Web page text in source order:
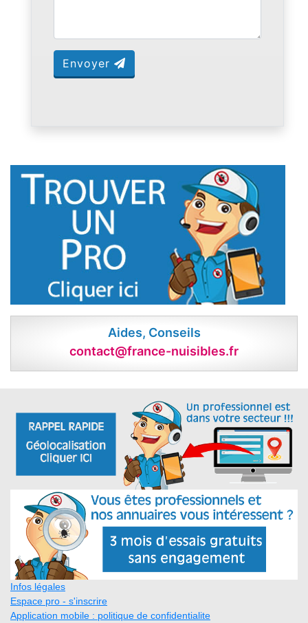
Envoyer
Aides, Conseils
contact@france-nuisibles.fr
Infos légales
Espace pro - s'inscrire
Application mobile : politique de confidentialite